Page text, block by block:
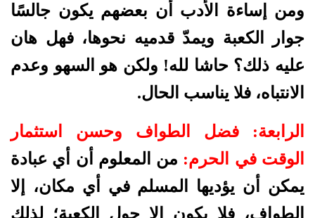
ومن إساءة الأدب أن بعضهم يكون جالسًا
جوار الكعبة ويمدّ قدميه نحوها، فهل هان
عليه ذلك؟ حاشا لله! ولكن هو السهو وعدم
الانتباه، فلا يناسب الحال.
الرابعة: فضل الطواف وحسن استثمار
الوقت في الحرم: من المعلوم أن أي عبادة
يمكن أن يؤديها المسلم في أي مكان، إلا
الطواف، فلا يكون إلا حول الكعبة؛ لذلك